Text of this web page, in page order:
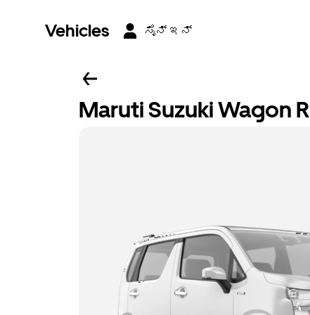
Vehicles ಸೈನ್ ಇನ್
Maruti Suzuki Wagon R